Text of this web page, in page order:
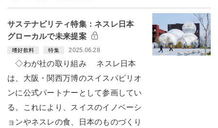
サステナビリティ特集：ネスレ日本
グローカルで未来提案
嗜好飲料 特集 2025.06.28
◇わが社の取り組み ネスレ日本
は、大阪・関西万博のスイスパビリオ
ンに公式パートナーとして参画してい
る。これにより、スイスのイノベーシ
ョンやネスレの食、日本のものづくり